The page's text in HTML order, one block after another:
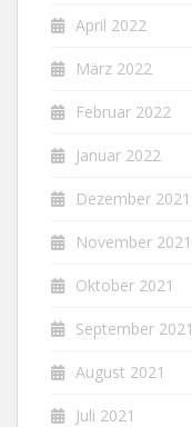
April 2022
März 2022
Februar 2022
Januar 2022
Dezember 2021
November 2021
Oktober 2021
September 2021
August 2021
Juli 2021